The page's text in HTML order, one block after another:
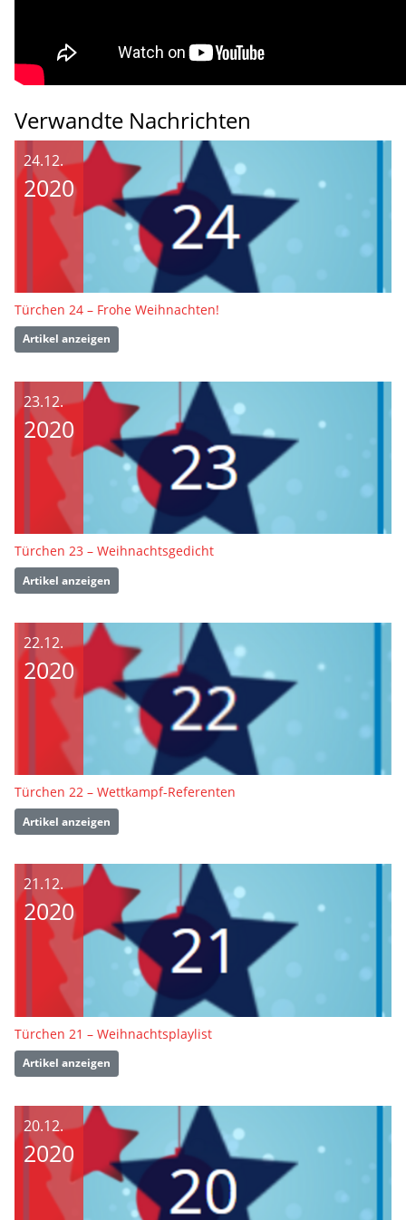
Verwandte Nachrichten
24.12.
2020
Türchen 24 – Frohe Weihnachten!
Artikel anzeigen
23.12.
2020
Türchen 23 – Weihnachtsgedicht
Artikel anzeigen
22.12.
2020
Türchen 22 – Wettkampf-Referenten
Artikel anzeigen
21.12.
2020
Türchen 21 – Weihnachtsplaylist
Artikel anzeigen
20.12.
2020